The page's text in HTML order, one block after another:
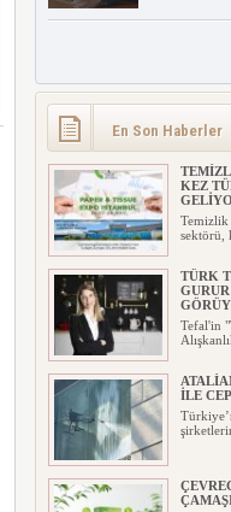
En Son Haberler
KEZ
Temizlik
sektörü,
TÜRK
Tefal'in
İLE